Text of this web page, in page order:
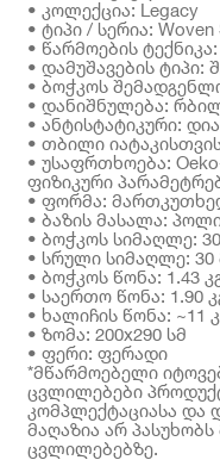
• კოლექცია: Legacy
• ტიპი / სერია:
• წარმოების
• დამუშავების ტიპი:
• ბოჭკოს
• დანიშნულება:
• ანტისტატიკური:
• თბილი
• უსაფრთხოება:
ფიზიკური
• ფორმა:
• ბაზის მასალა:
• ბოჭკოს სიმაღლე:
• სრული სიმაღლე: 30
• ბოჭკოს წონა: 1.43
• საერთო წონა: 1.90
• ხალიჩის წონა: ~11
• ზომა: 200x290 სმ
• ფერი: ფერადი
*მწარმოებელი
ცვლილებები
კომპლექტაციასა და
მაღაზია არ
ცვლილებებზე.